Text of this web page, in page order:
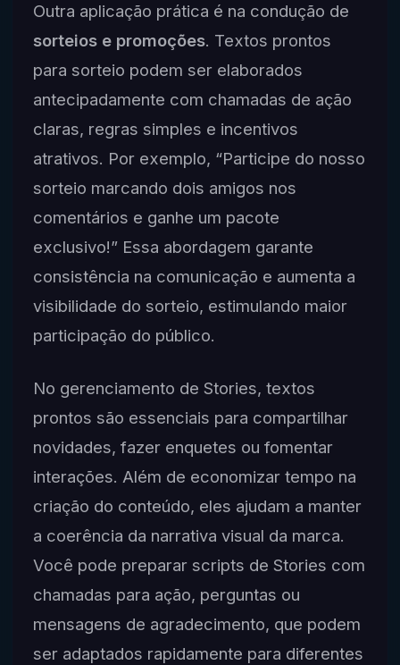
Outra aplicação prática é na condução de
sorteios e promoções. Textos prontos
para sorteio podem ser elaborados
antecipadamente com chamadas de ação
claras, regras simples e incentivos
atrativos. Por exemplo, “Participe do nosso
sorteio marcando dois amigos nos
comentários e ganhe um pacote
exclusivo!” Essa abordagem garante
consistência na comunicação e aumenta a
visibilidade do sorteio, estimulando maior
participação do público.
No gerenciamento de Stories, textos
prontos são essenciais para compartilhar
novidades, fazer enquetes ou fomentar
interações. Além de economizar tempo na
criação do conteúdo, eles ajudam a manter
a coerência da narrativa visual da marca.
Você pode preparar scripts de Stories com
chamadas para ação, perguntas ou
mensagens de agradecimento, que podem
ser adaptados rapidamente para diferentes